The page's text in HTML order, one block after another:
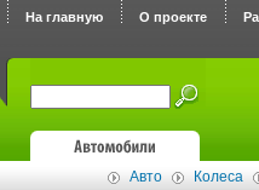
На главную О проекте
Авто Колеса